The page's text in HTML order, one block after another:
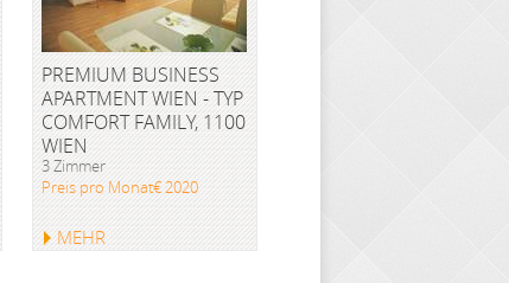
PREMIUM BUSINESS
APARTMENT WIEN - TYP
COMFORT FAMILY, 1100
WIEN
3 Zimmer
Preis pro Monat€ 2020
MEHR